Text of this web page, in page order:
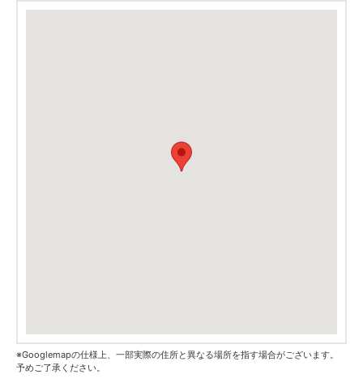
※Googlemapの仕様上、一部実際の住所と異なる場所を指す場合がございます。
予めご了承ください。